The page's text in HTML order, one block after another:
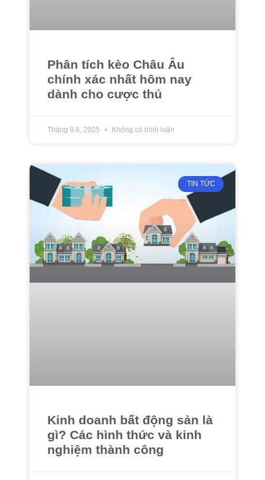
Phân tích kèo Châu Âu
chính xác nhất hôm nay
dành cho cược thủ
Tháng 9 6, 2025 Không có bình luận
TIN TỨC
Kinh doanh bất động sản là
gì? Các hình thức và kinh
nghiệm thành công